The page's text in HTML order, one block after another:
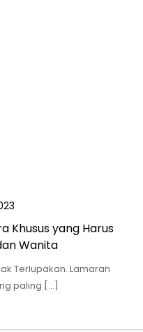
Khusus yang Harus
Wanita
Terlupakan. Lamaran
paling […]